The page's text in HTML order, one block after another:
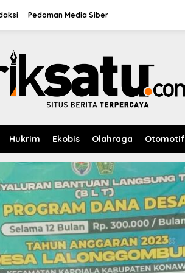
Pedoman Media Siber
Hukrim Ekobis Olahraga Otomotif